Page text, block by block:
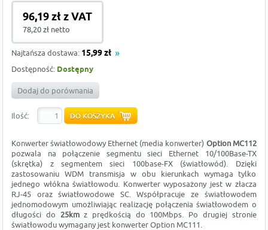
96,19 zł z VAT
78,20 zł netto
Najtańsza dostawa: 15,99 zł
Dostępność: Dostępny
Dodaj do porównania
Ilość:
Konwerter światłowodowy Ethernet (media konwerter) Option MC112
pozwala na połączenie segmentu sieci Ethernet 10/100Base-TX
(skrętka) z segmentem sieci 100base-FX (światłowód). Dzięki
zastosowaniu WDM transmisja w obu kierunkach wymaga tylko
jednego włókna światłowodu. Konwerter wyposażony jest w złacza
RJ-45 oraz światłowodowe SC. Współpracuje ze światłowodem
jednomodowym umożliwiając realizację połączenia światłowodem o
długości do 25kmz prędkością do 100Mbps. Po drugiej stronie
światłowodu wymagany jest konwerter Option MC111.